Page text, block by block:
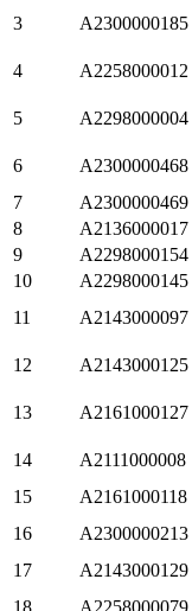
3 A2300000185
4 A2258000012
5 A2298000004
6 A2300000468
7
A2300000469
8
A2136000017
9
A2298000154
10
A2298000145
11
A2143000097
12 A2143000125
13 A2161000127
14 A2111000008
15
A2161000118
16
A2300000213
17
A2143000129
18
A2258000079